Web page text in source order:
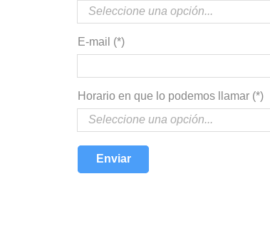
E-mail (*)
Horario en que lo podemos llamar (*)